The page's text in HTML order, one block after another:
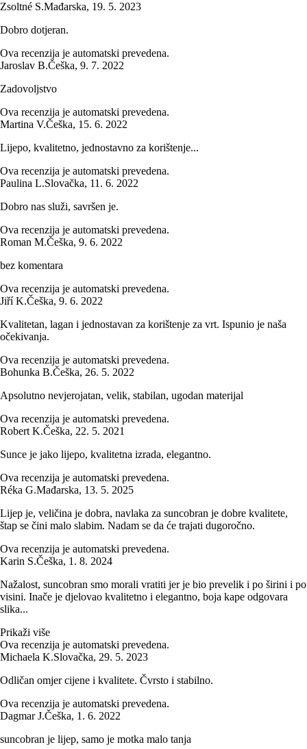
Zsoltné S.Mađarska, 19. 5. 2023
Dobro dotjeran.
Ova recenzija je automatski prevedena.
Jaroslav B.Češka, 9. 7. 2022
Zadovoljstvo
Ova recenzija je automatski prevedena.
Martina V.Češka, 15. 6. 2022
Lijepo, kvalitetno, jednostavno za korištenje...
Ova recenzija je automatski prevedena.
Paulina L.Slovačka, 11. 6. 2022
Dobro nas služi, savršen je.
Ova recenzija je automatski prevedena.
Roman M.Češka, 9. 6. 2022
bez komentara
Ova recenzija je automatski prevedena.
Jiří K.Češka, 9. 6. 2022
Kvalitetan, lagan i jednostavan za korištenje za vrt. Ispunio je naša
očekivanja.
Ova recenzija je automatski prevedena.
Bohunka B.Češka, 26. 5. 2022
Apsolutno nevjerojatan, velik, stabilan, ugodan materijal
Ova recenzija je automatski prevedena.
Robert K.Češka, 22. 5. 2021
Sunce je jako lijepo, kvalitetna izrada, elegantno.
Ova recenzija je automatski prevedena.
Réka G.Mađarska, 13. 5. 2025
Lijep je, veličina je dobra, navlaka za suncobran je dobre kvalitete,
štap se čini malo slabim. Nadam se da će trajati dugoročno.
Ova recenzija je automatski prevedena.
Karin S.Češka, 1. 8. 2024
Nažalost, suncobran smo morali vratiti jer je bio prevelik i po širini i po
visini. Inače je djelovao kvalitetno i elegantno, boja kape odgovara
slika...
Prikaži više
Ova recenzija je automatski prevedena.
Michaela K.Slovačka, 29. 5. 2023
Odličan omjer cijene i kvalitete. Čvrsto i stabilno.
Ova recenzija je automatski prevedena.
Dagmar J.Češka, 1. 6. 2022
suncobran je lijep, samo je motka malo tanja